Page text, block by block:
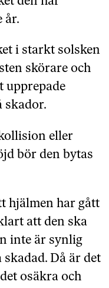
år.
i starkt solsken
skörare och
upprepade
skador.
eller
bör den bytas
hjälmen har gått
att den ska
inte är synlig
Då är det
osäkra och